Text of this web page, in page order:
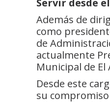
Además de
como
de
actualmente
Municipal de El
Desde este
su